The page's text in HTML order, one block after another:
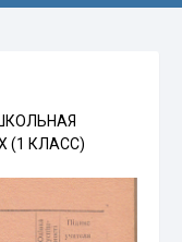
(1 КЛАСС)